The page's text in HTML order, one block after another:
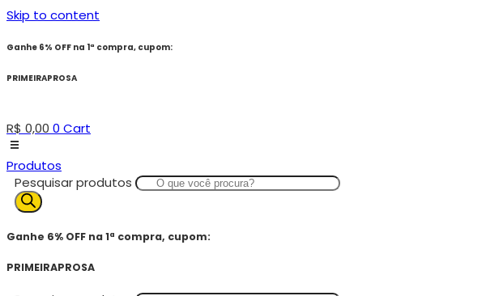
Skip to content
Ganhe 6% OFF na 1ª compra, cupom:
PRIMEIRAPROSA
R$ 0,00 0 Cart
Produtos
Pesquisar produtos
Ganhe 6% OFF na 1ª compra, cupom:
PRIMEIRAPROSA